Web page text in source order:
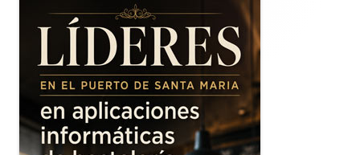
principal